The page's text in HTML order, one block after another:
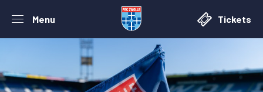
Menu Tickets